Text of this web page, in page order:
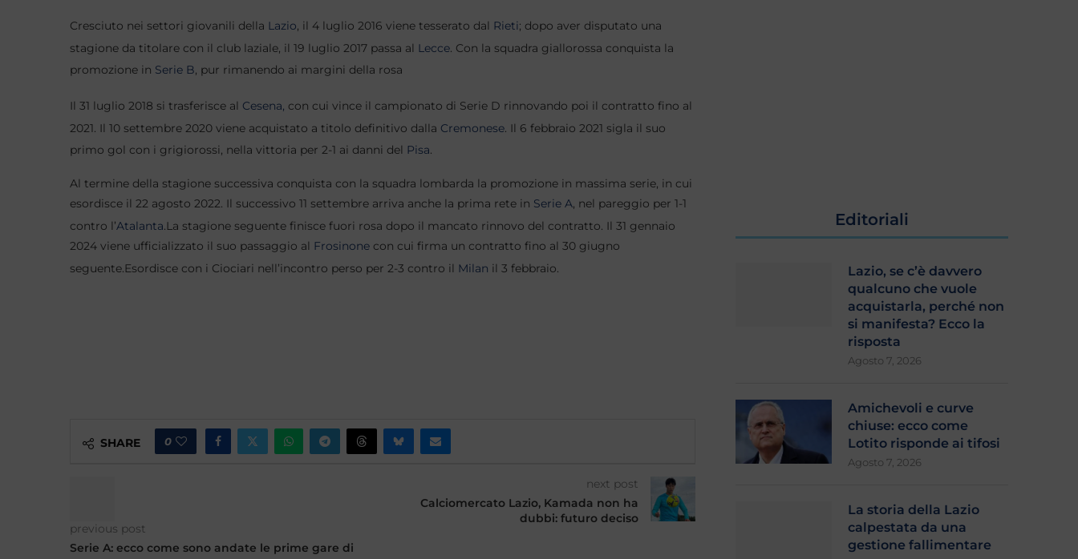
Cresciuto nei settori giovanili della Lazio, il 4 luglio 2016 viene tesserato dal Rieti; dopo aver disputato una
stagione da titolare con il club laziale, il 19 luglio 2017 passa al Lecce Con la squadra giallorossa conquista la
promozione in Serie B, pur rimanendo ai margini della rosa
Il 31 luglio 2018 si trasferisce al Cesena, con cui vince il campionato di Serie D rinnovando poi il contratto fino al
2021. Il 10 settembre 2020 viene acquistato a titolo definitivo dalla Cremonese Il 6 febbraio 2021 sigla il suo
primo gol con i grigiorossi, nella vittoria per 2-1 ai danni del Pisa.
Al termine della stagione successiva conquista con la squadra lombarda la promozione in massima serie, in cui
esordisce il 22 agosto 2022. Il successivo 11 settembre arriva anche la prima rete in Serie A, nel pareggio per 1-1
contro l’Atalanta La stagione seguente finisce fuori rosa dopo il mancato rinnovo del contratto. Il 31 gennaio
2024 viene ufficializzato il suo passaggio al Frosinone con cui firma un contratto fino al 30 giugno
seguente. Esordisce con i Ciociari nell’incontro perso per 2-3 contro il Milan il 3 febbraio.
SHARE 0
previous post
Serie A: ecco come sono andate le prime gare di
next post
Calciomercato Lazio, Kamada non ha
dubbi: futuro deciso
Editoriali
Lazio, se c’è davvero
qualcuno che vuole
acquistarla, perché non
si manifesta? Ecco la
risposta
Agosto 7, 2026
Amichevoli e curve
chiuse: ecco come
Lotito risponde ai tifosi
Agosto 7, 2026
La storia della Lazio
calpestata da una
gestione fallimentare